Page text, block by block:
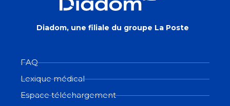
Diadom, une filiale du groupe La Poste
FAQ
Lexique médical
Espace téléchargement